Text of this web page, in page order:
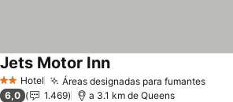
2 Estrelas
Hotel Áreas designadas para fumantesVer
Jets Motor InnVer preços
6,0 1.469 a 3.1 km de Queens